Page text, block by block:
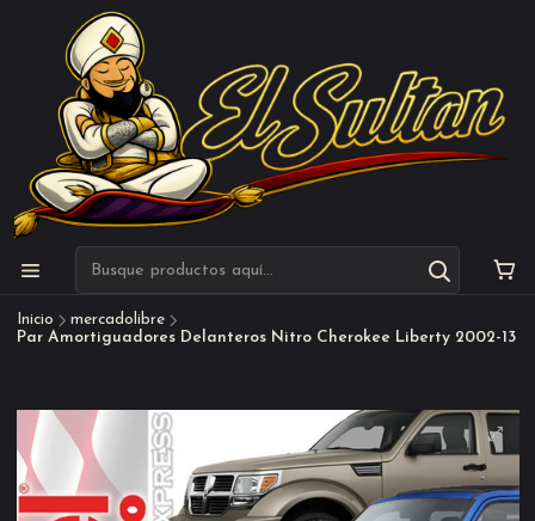
Inicio
mercadolibre
Par Amortiguadores Delanteros Nitro Cherokee Liberty 2002-13